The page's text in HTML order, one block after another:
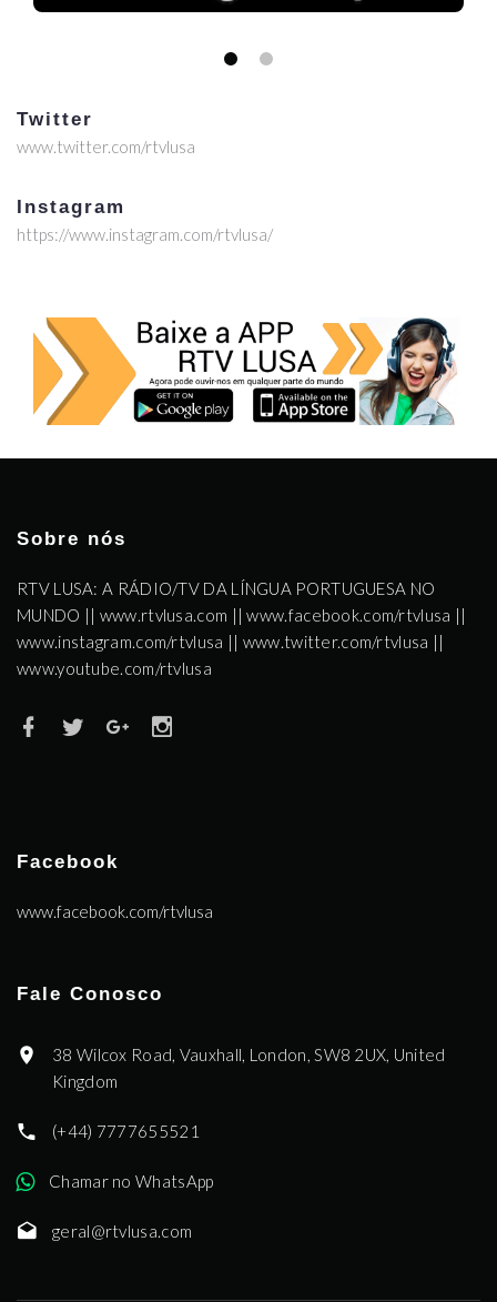
Twitter
www.twitter.com/rtvlusa
Instagram
https://www.instagram.com/rtvlusa/
Sobre nós
RTV LUSA: A RÁDIO/TV DA LÍNGUA PORTUGUESA NO
MUNDO || www.rtvlusa.com || www.facebook.com/rtvlusa ||
www.instagram.com/rtvlusa || www.twitter.com/rtvlusa ||
www.youtube.com/rtvlusa
Facebook
www.facebook.com/rtvlusa
Fale Conosco
38 Wilcox Road, Vauxhall, London, SW8 2UX, United
Kingdom
(+44) 7777655521
Chamar no WhatsApp
geral@rtvlusa.com